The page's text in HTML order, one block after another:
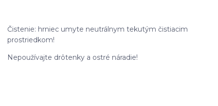
Čistenie: hrniec umyte neutrálnym tekutým čistiacim
prostriedkom!
Nepoužívajte drôtenky a ostré náradie!